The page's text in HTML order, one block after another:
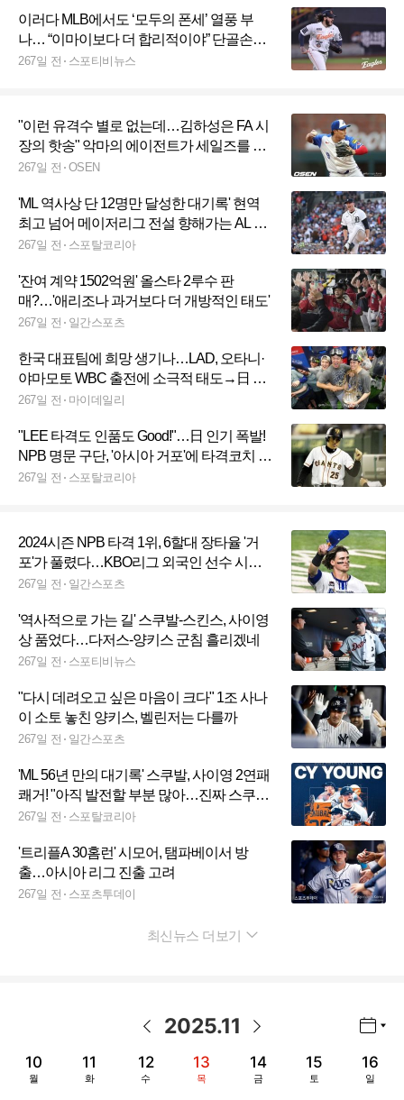
이러다 MLB에서도 ‘모두의 폰세’ 열풍 부
나… “이마이보다 더 합리적이야” 단골손님
줄 선다
267일 전 스포티비뉴스
"이런 유격수 별로 없는데…김하성은 FA 시
장의 핫송" 악마의 에이전트가 세일즈를 시
작했다
267일 전 OSEN
'ML 역사상 단 12명만 달성한 대기록' 현역
최고 넘어 메이저리그 전설 향해가는 AL 최
고 투수 스쿠발, 2년 연속 사이영상 수상
267일 전 스포탈코리아
'잔여 계약 1502억원' 올스타 2루수 판
매?…'애리조나 과거보다 더 개방적인 태도'
267일 전 일간스포츠
한국 대표팀에 희망 생기나…LAD, 오타니·
야마모토 WBC 출전에 소극적 태도→日 최
강 대표팀 무산될까
267일 전 마이데일리
"LEE 타격도 인품도 Good!"…日 인기 폭발!
NPB 명문 구단, '아시아 거포'에 타격코치 계
약 전격 제안
267일 전 스포탈코리아
2024시즌 NPB 타격 1위, 6할대 장타율 '거
포'가 풀렸다…KBO리그 외국인 선수 시장
지각변동?
267일 전 일간스포츠
'역사적으로 가는 길' 스쿠발-스킨스, 사이영
상 품었다…다저스-양키스 군침 흘리겠네
267일 전 스포티비뉴스
"다시 데려오고 싶은 마음이 크다" 1조 사나
이 소토 놓친 양키스, 벨린저는 다를까
267일 전 일간스포츠
'ML 56년 만의 대기록' 스쿠발, 사이영 2연패
쾌거! "아직 발전할 부분 많아…진짜 스쿠발
은 은퇴할 때쯤에야 완성될 것"
267일 전 스포탈코리아
'트리플A 30홈런' 시모어, 탬파베이서 방
출…아시아 리그 진출 고려
267일 전 스포츠투데이
최신뉴스 더보기
2025.11
10
월
11
화
12
수
13
목
14
금
15
토
16
일